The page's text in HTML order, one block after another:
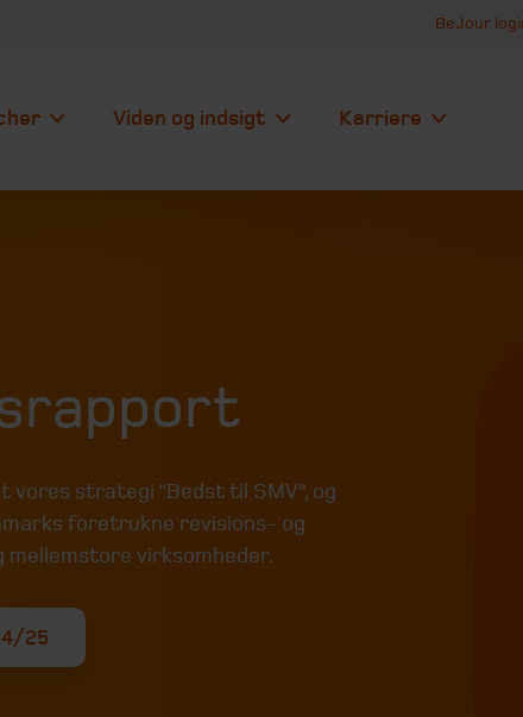
BeJour
Viden og indsigt Karriere
strategi “Bedst til SMV”, og
foretrukne revisions- og
mellemstore virksomheder.
25